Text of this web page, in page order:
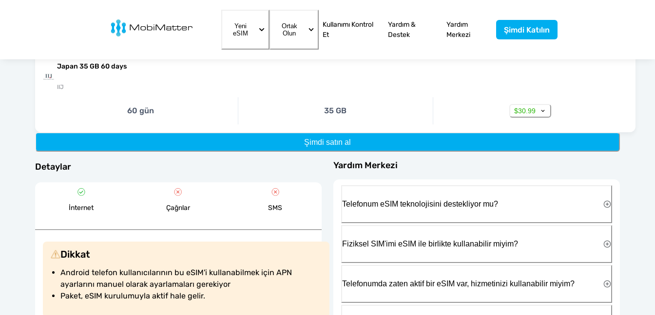
MobiMatter
Yeni
eSIM
Ortak
Olun
Kullanımı Kontrol
Et
Yardım &
Destek
Yardım
Merkezi
Şimdi Katılın
Japan 35 GB 60 days
IIJ
60 gün 35 GB $30.99
Şimdi satın al
Detaylar
İnternet Çağrılar SMS
Dikkat
Android telefon kullanıcılarının bu eSIM'i kullanabilmek için APN
ayarlarını manuel olarak ayarlamaları gerekiyor
Paket, eSIM kurulumuyla aktif hale gelir.
Yardım Merkezi
Telefonum eSIM teknolojisini destekliyor mu?
Fiziksel SIM'imi eSIM ile birlikte kullanabilir miyim?
Telefonumda zaten aktif bir eSIM var, hizmetinizi kullanabilir miyim?